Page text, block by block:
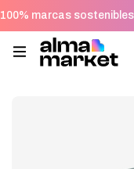
100% marcas